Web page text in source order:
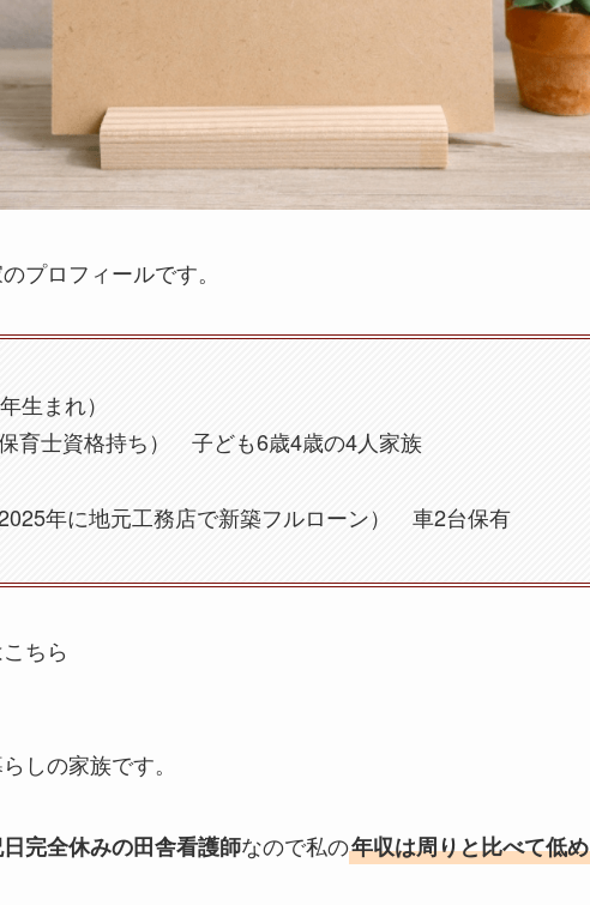
プロフィールです。
生まれ）
育士資格持ち） 子ども6歳4歳の4人家族
年に地元工務店で新築フルローン） 車2台保有
ちら
しの家族です。
完全休みの田舎看護師なので私の年収は周りと比べて低め